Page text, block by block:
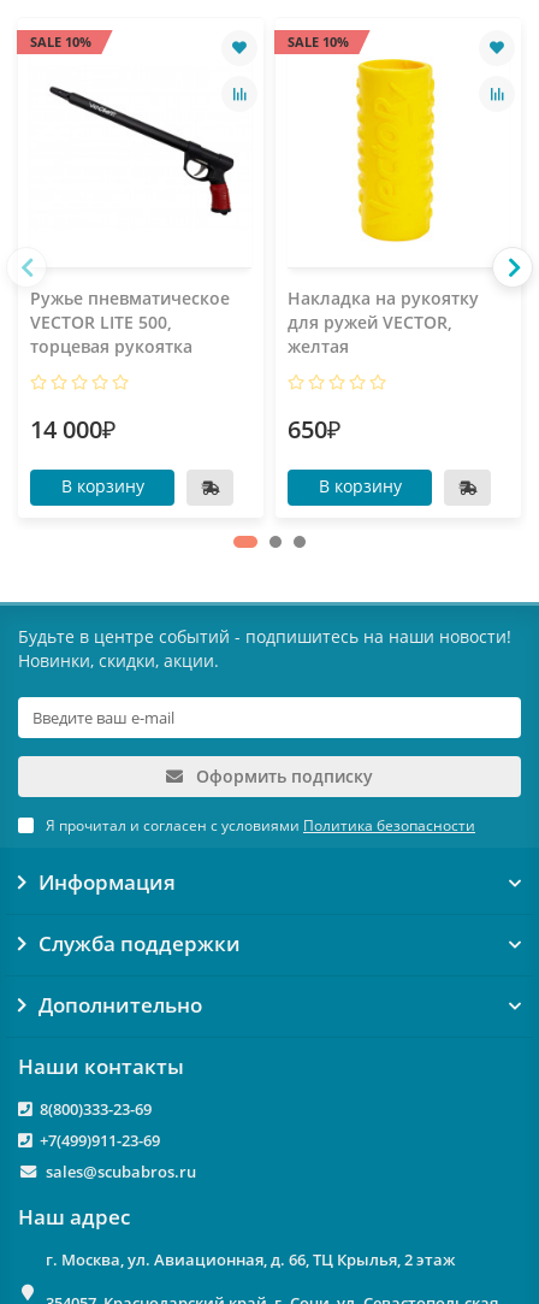
SALE 10%
Ружье пневматическое
VECTOR LITE 500,
торцевая рукоятка
14 000₽
В корзину
SALE 10%
Накладка на рукоятку
для ружей VECTOR,
желтая
650₽
В корзину
Будьте в центре событий - подпишитесь на наши новости!
Новинки, скидки, акции.
Оформить подписку
Я прочитал и согласен с условиями Политика безопасности
Информация
Служба поддержки
Дополнительно
Наши контакты
8(800)333-23-69
+7(499)911-23-69
sales@scubabros.ru
Наш адрес
г. Москва, ул. Авиационная, д. 66, ТЦ Крылья, 2 этаж